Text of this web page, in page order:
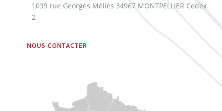
1039 rue Georges Méliès 34967 MONTPELLIER Cedex
2
NOUS CONTACTER